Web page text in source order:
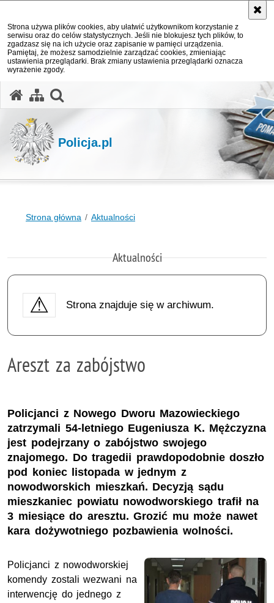
Strona używa plików cookies, aby ułatwić użytkownikom korzystanie z
serwisu oraz do celów statystycznych. Jeśli nie blokujesz tych plików, to
zgadzasz się na ich użycie oraz zapisanie w pamięci urządzenia.
Pamiętaj, że możesz samodzielnie zarządzać cookies, zmieniając
ustawienia przeglądarki. Brak zmiany ustawienia przeglądarki oznacza
wyrażenie zgody.
Policja.pl
Strona główna Aktualności
Aktualności
Strona znajduje się w archiwum.
Areszt za zabójstwo
Policjanci z Nowego Dworu Mazowieckiego
zatrzymali 54-letniego Eugeniusza K. Mężczyzna
jest podejrzany o zabójstwo swojego
znajomego. Do tragedii prawdopodobnie doszło
pod koniec listopada w jednym z
nowodworskich mieszkań. Decyzją sądu
mieszkaniec powiatu nowodworskiego trafił na
3 miesiące do aresztu. Grozić mu może nawet
kara dożywotniego pozbawienia wolności.
Policjanci z nowodworskiej
komendy zostali wezwani na
interwencję do jednego z